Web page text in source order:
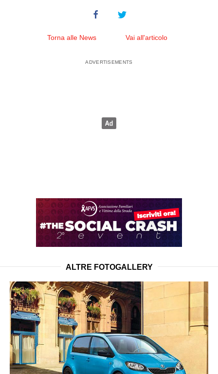
Torna alle News Vai all'articolo
ALTRE FOTOGALLERY